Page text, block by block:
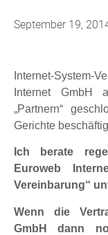
September 19,
Internet-System-
Internet GmbH
„Partnern“
Gerichte
Ich berate
Euroweb
Vereinbarung“
Wenn die
GmbH dann